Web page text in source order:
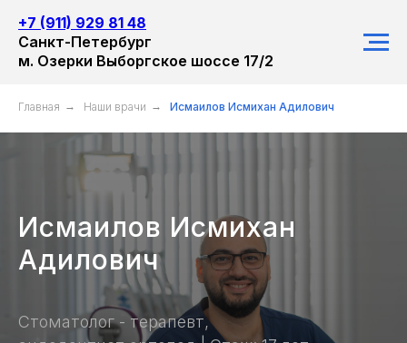
+7 (911) 929 81 48
Санкт-Петербург
м. Озерки Выборгское шоссе 17/2
Главная → Наши врачи → Исмаилов Исмихан Адилович
Исмаилов Исмихан
Адилович
Стоматолог - терапевт,